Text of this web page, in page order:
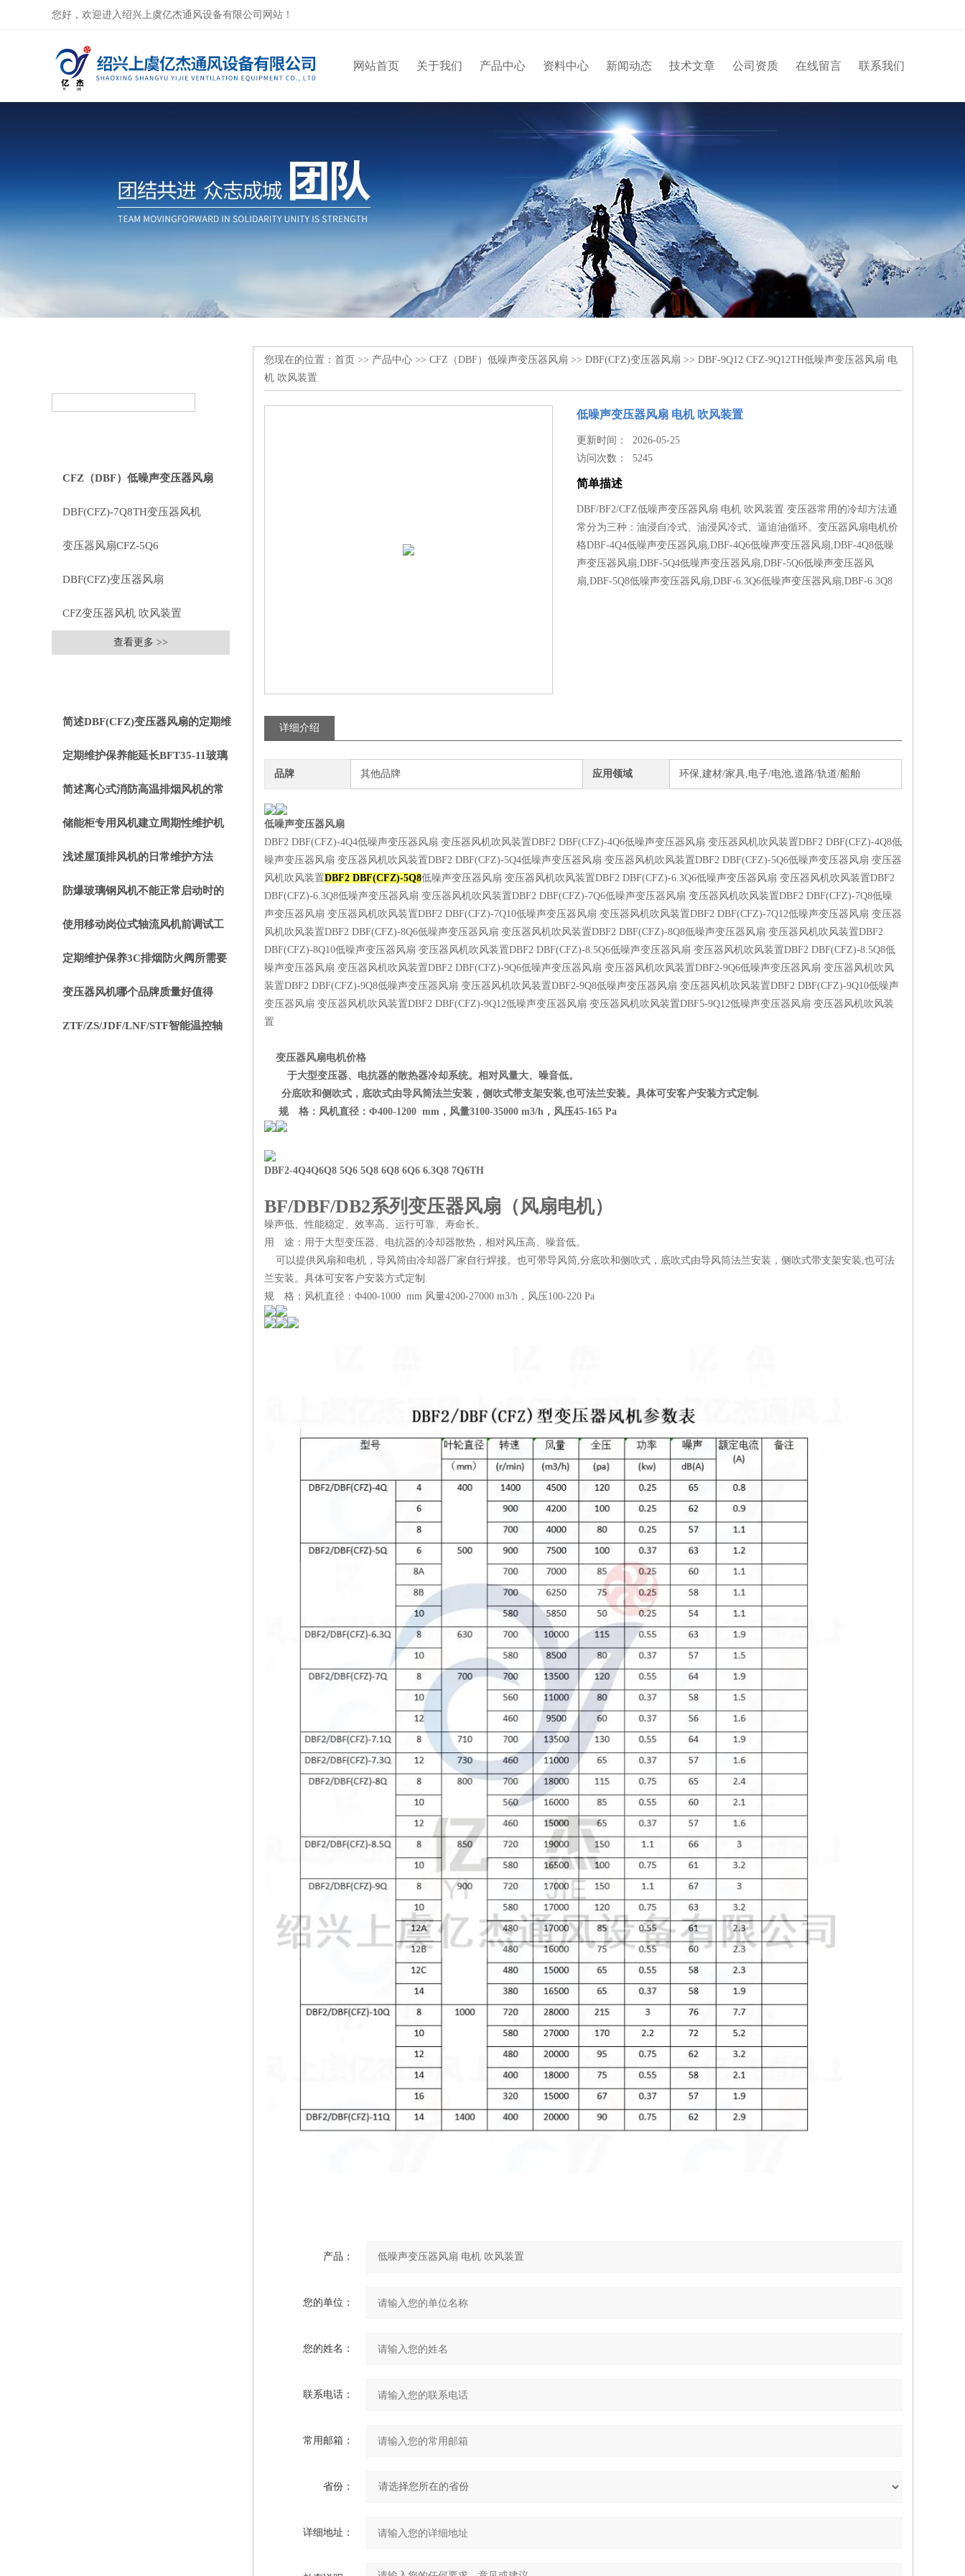
您好，欢迎进入绍兴上虞亿杰通风设备有限公司网站！
网站首页 关于我们 产品中心 资料中心 新闻动态 技术文章 公司资质 在线留言 联系我们
CFZ（DBF）低噪声变压器风扇
DBF(CFZ)-7Q8TH变压器风机
13500m3/h 85Pa 0.55kW 720rpm
变压器风扇CFZ-5Q6
DBF(CFZ)变压器风扇
CFZ变压器风机 吹风装置
查看更多 >>
简述DBF(CFZ)变压器风扇的定期维
护保养步骤
定期维护保养能延长BFT35-11玻璃
钢轴流风机的使用寿命
简述离心式消防高温排烟风机的常
见故障相应解决方法
储能柜专用风机建立周期性维护机
制的重要性分享
浅述屋顶排风机的日常维护方法
防爆玻璃钢风机不能正常启动时的
处理方法分享
使用移动岗位式轴流风机前调试工
作别忘了
定期维护保养3C排烟防火阀所需要
重要的事项分享
变压器风机哪个品牌质量好值得
选？静音节能使用寿命长
ZTF/ZS/JDF/LNF/STF智能温控轴
您现在的位置： 首页 >> 产品中心 >> CFZ（DBF）低噪声变压器风扇 >> DBF(CFZ)变压器风扇 >> DBF-9Q12 CFZ-9Q12TH低噪声变压器风扇 电
机 吹风装置
低噪声变压器风扇 电机 吹风装置
更新时间： 2026-05-25
访问次数：5245
简单描述
DBF/BF2/CFZ低噪声变压器风扇 电机 吹风装置 变压器常用的冷却方法通
常分为三种：油浸自冷式、油浸风冷式、逼迫油循环。变压器风扇电机价
格DBF-4Q4低噪声变压器风扇,DBF-4Q6低噪声变压器风扇,DBF-4Q8低噪
声变压器风扇,DBF-5Q4低噪声变压器风扇,DBF-5Q6低噪声变压器风
扇,DBF-5Q8低噪声变压器风扇,DBF-6.3Q6低噪声变压器风扇,DBF-6.3Q8
详细介绍
品牌 其他品牌 应用领域 环保,建材/家具,电子/电池,道路/轨道/船舶
低噪声变压器风扇
DBF2 DBF(CFZ)-4Q4低噪声变压器风扇 变压器风机吹风装置DBF2 DBF(CFZ)-4Q6低噪声变压器风扇 变压器风机吹风装置DBF2 DBF(CFZ)-4Q8低
噪声变压器风扇 变压器风机吹风装置DBF2 DBF(CFZ)-5Q4低噪声变压器风扇 变压器风机吹风装置DBF2 DBF(CFZ)-5Q6低噪声变压器风扇 变压器
风机吹风装置DBF2 DBF(CFZ)-5Q8低噪声变压器风扇 变压器风机吹风装置DBF2 DBF(CFZ)-6.3Q6低噪声变压器风扇 变压器风机吹风装置DBF2
DBF(CFZ)-6.3Q8低噪声变压器风扇 变压器风机吹风装置DBF2 DBF(CFZ)-7Q6低噪声变压器风扇 变压器风机吹风装置DBF2 DBF(CFZ)-7Q8低噪
声变压器风扇 变压器风机吹风装置DBF2 DBF(CFZ)-7Q10低噪声变压器风扇 变压器风机吹风装置DBF2 DBF(CFZ)-7Q12低噪声变压器风扇 变压器
风机吹风装置DBF2 DBF(CFZ)-8Q6低噪声变压器风扇 变压器风机吹风装置DBF2 DBF(CFZ)-8Q8低噪声变压器风扇 变压器风机吹风装置DBF2
DBF(CFZ)-8Q10低噪声变压器风扇 变压器风机吹风装置DBF2 DBF(CFZ)-8.5Q6低噪声变压器风扇 变压器风机吹风装置DBF2 DBF(CFZ)-8.5Q8低
噪声变压器风扇 变压器风机吹风装置DBF2 DBF(CFZ)-9Q6低噪声变压器风扇 变压器风机吹风装置DBF2-9Q6低噪声变压器风扇 变压器风机吹风
装置DBF2 DBF(CFZ)-9Q8低噪声变压器风扇 变压器风机吹风装置DBF2-9Q8低噪声变压器风扇 变压器风机吹风装置DBF2 DBF(CFZ)-9Q10低噪声
变压器风扇 变压器风机吹风装置DBF2 DBF(CFZ)-9Q12低噪声变压器风扇 变压器风机吹风装置DBF5-9Q12低噪声变压器风扇 变压器风机吹风装
置
变压器风扇电机价格
于大型变压器、电抗器的散热器冷却系统。相对风量大、噪音低。
分底吹和侧吹式，底吹式由导风筒法兰安装，侧吹式带支架安装,也可法兰安装。具体可安客户安装方式定制.
规 格：风机直径：Φ400-1200 mm，风量3100-35000 m3/h，风压45-165 Pa
DBF2-4Q4Q6Q8 5Q6 5Q8 6Q8 6Q6 6.3Q8 7Q6TH
BF/DBF/DB2系列变压器风扇（风扇电机）
噪声低、性能稳定、效率高、运行可靠、寿命长。
用 途：用于大型变压器、电抗器的冷却器散热，相对风压高、噪音低。
可以提供风扇和电机，导风筒由冷却器厂家自行焊接。也可带导风筒,分底吹和侧吹式，底吹式由导风筒法兰安装，侧吹式带支架安装,也可法
兰安装。具体可安客户安装方式定制.
规 格：风机直径：Φ400-1000 mm 风量4200-27000 m3/h，风压100-220 Pa
产品：
您的单位：
您的姓名：
联系电话：
常用邮箱：
省份：
详细地址：